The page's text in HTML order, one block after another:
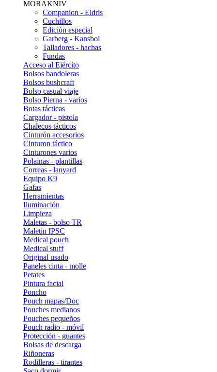
MORAKNIV
Companion - Eldris
Cuchillos
Edición especial
Garberg - Kansbol
Talladores - hachas
Fundas
Acceso al Ejército
Bolsos bandoleras
Bolsos bushcraft
Bolso casual viaje
Bolso Pierna - varios
Botas tácticas
Cargador - pistola
Chalecos tácticos
Cinturón accesorios
Cinturon táctico
Cinturones varios
Polainas - plantillas
Correas - lanyard
Equipo K9
Gafas
Herramientas
Iluminación
Limpieza
Maletas - bolso TR
Maletin IPSC
Medical pouch
Medical stuff
Original usado
Paneles cinta - molle
Petates
Pintura facial
Poncho
Pouch mapas/Doc
Pouches medianos
Pouches pequeños
Pouch radio - móvil
Protección - guantes
Bolsas de descarga
Riñoneras
Rodilleras - tirantes